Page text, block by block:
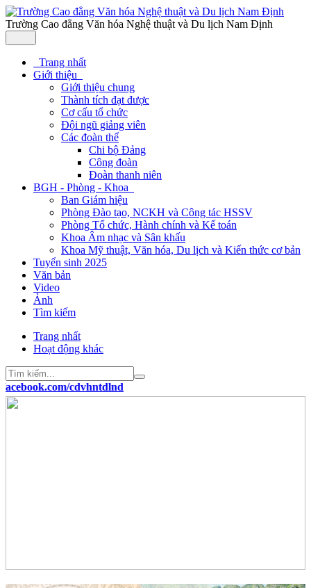
Trường Cao đẳng Văn hóa Nghệ thuật và Du lịch Nam Định
Trang nhất
Giới thiệu
Giới thiệu chung
Thành tích đạt được
Cơ cấu tổ chức
Đội ngũ giảng viên
Các đoàn thể
Chi bộ Đảng
Công đoàn
Đoàn thanh niên
BGH - Phòng - Khoa
Ban Giám hiệu
Phòng Đào tạo, NCKH và Công tác HSSV
Phòng Tổ chức, Hành chính và Kế toán
Khoa Âm nhạc và Sân khấu
Khoa Mỹ thuật, Văn hóa, Du lịch và Kiến thức cơ bản
Tuyển sinh 2025
Văn bản
Video
Ảnh
Tìm kiếm
Trang nhất
Hoạt động khác
cdvhntdlnd